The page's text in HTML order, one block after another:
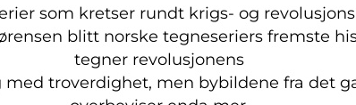
som kretser rundt krigs- og
blitt norske tegneseriers fremste
tegner revolusjonens
med troverdighet, men bybildene fra det